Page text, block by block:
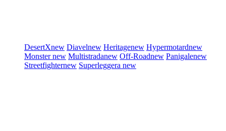
DesertXnew Diavelnew Heritagenew Hypermotardnew
Monsternew Multistradanew Off-Roadnew Panigalenew
Streetfighternew Superleggera new